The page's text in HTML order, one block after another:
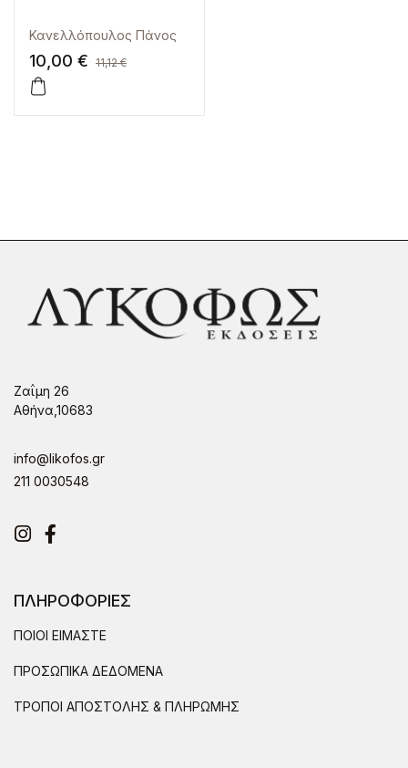
Κανελλόπουλος Πάνος
10,00 € 11,12€
Ζαΐμη 26
Αθήνα,10683
info@likofos.gr
211 0030548
Instagram
Facebook
ΠΛΗΡΟΦΟΡΙΕΣ
ΠΟΙΟΙ ΕΙΜΑΣΤΕ
ΠΡΟΣΩΠΙΚΑ ΔΕΔΟΜΕΝΑ
ΤΡΟΠΟΙ ΑΠΟΣΤΟΛΗΣ & ΠΛΗΡΩΜΗΣ